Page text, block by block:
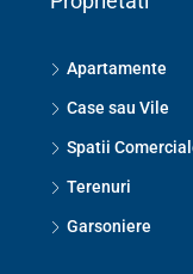
Apartamente
Case sau Vile
Spatii Comerciale
Terenuri